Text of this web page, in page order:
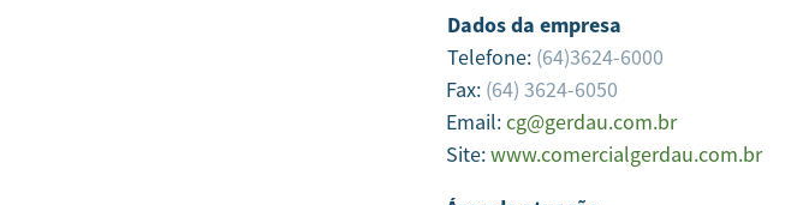
Dados da empresa
Telefone: (64)3624-6000
Fax: (64) 3624-6050
Email:cg@gerdau.com.br
Site:www.comercialgerdau.com.br